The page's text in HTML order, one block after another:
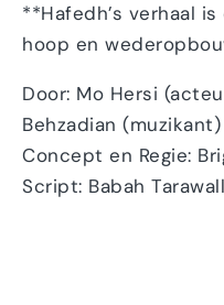
**Hafedh’s verhaal
hoop en
Door: Mo Hersi
Behzadian (muzikant)
Concept en Regie:
Script: Babah